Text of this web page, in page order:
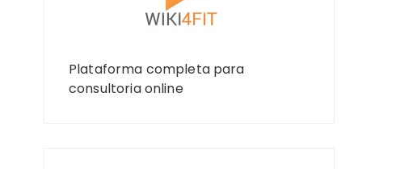
Plataforma completa para
consultoria online